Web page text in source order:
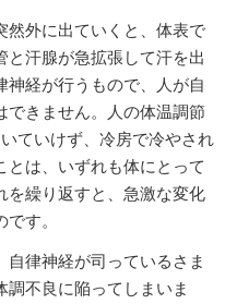
外に出ていくと、体表で
汗腺が急拡張して汗を出
神経が行うもので、人が自
できません。人の体温調節
ていけず、冷房で冷やされ
とは、いずれも体にとって
を繰り返すと、急激な変化
す。
律神経が司っているさま
調不良に陥ってしまいま